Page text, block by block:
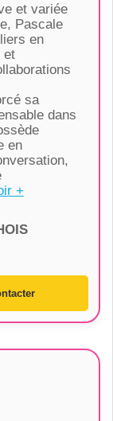
et variée
Pascale
en
et
sa
dans
en
+